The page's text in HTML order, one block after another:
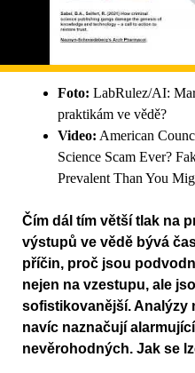
Foto: LabRulez/AI:
praktikám ve vědě?
Video: American
Science Scam Ever?
Prevalent Than You
Čím dál tím větší tlak na
výstupů ve vědě bývá
příčin, proč jsou
nejen na vzestupu, ale
sofistikovanější. Analýzy
navíc naznačují
nevěrohodných. Jak se